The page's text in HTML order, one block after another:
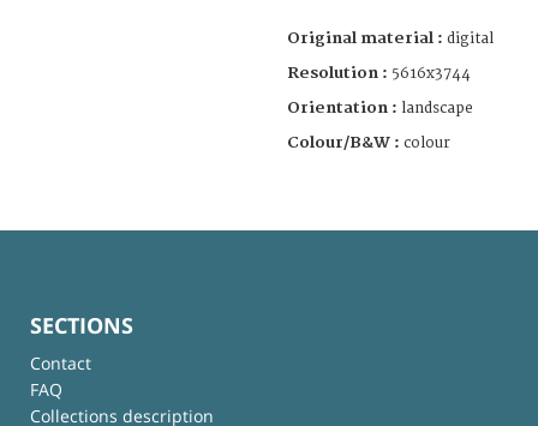
Original material : digital
Resolution : 5616x3744
Orientation : landscape
Colour/B&W : colour
SECTIONS
Contact
FAQ
Collections description